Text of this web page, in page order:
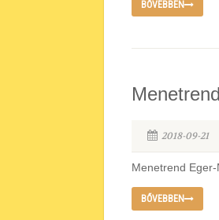
BŐVEBBEN
2018-09-21
Menetrend
BŐVEBBEN